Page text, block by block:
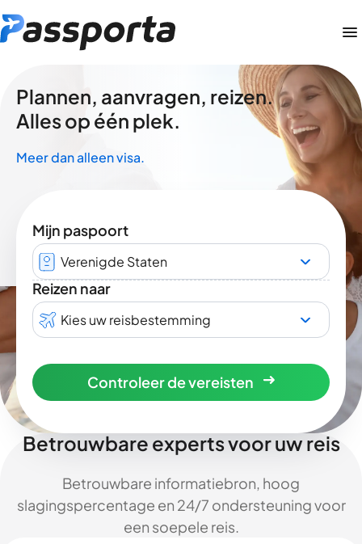
Plannen, aanvragen, reizen.
Alles op één plek.
Meer dan alleen visa.
Mijn paspoort
Verenigde Staten
Reizen naar
Kies uw reisbestemming
Controleer de vereisten
Betrouwbare experts voor uw reis
Betrouwbare informatiebron, hoog
slagingspercentage en 24/7 ondersteuning voor
een soepele reis.